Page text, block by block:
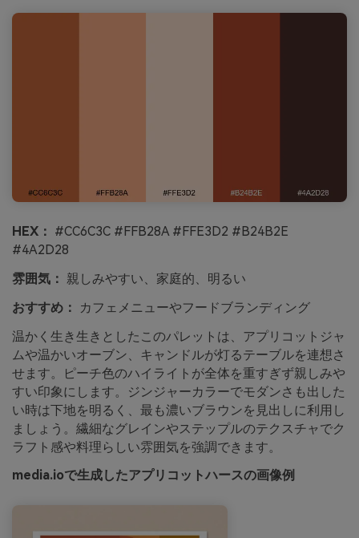
HEX： #CC6C3C #FFB28A #FFE3D2 #B24B2E
#4A2D28
雰囲気： 親しみやすい、家庭的、明るい
おすすめ：
カフェメニューやフードブランディング
温かく生き生きとしたこのパレットは、アプリコットジャ
ムや温かいオーブン、キャンドルが灯るテーブルを連想さ
せます。ピーチ色のハイライトが全体を重すぎず親しみや
すい印象にします。ジンジャーカラーでモダンさも出した
い時は下地を明るく、最も濃いブラウンを見出しに利用し
ましょう。繊細なグレインやステップルのテクスチャでク
ラフト感や料理らしい雰囲気を強調できます。
media.ioで生成したアプリコットハースの画像例